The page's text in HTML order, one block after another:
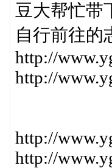
豆大帮忙带
自行前往的
http://
http://
http://
http://